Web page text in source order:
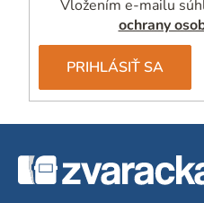
Vložením e-mailu
ochrany
PRIHLÁSIŤ SA